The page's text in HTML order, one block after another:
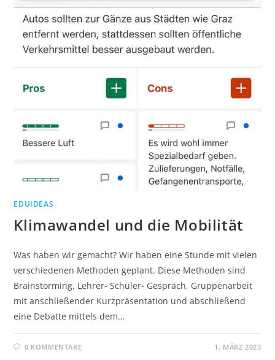
EDUIDEAS
Klimawandel und die Mobilität
Was haben wir gemacht? Wir haben eine Stunde mit vielen
verschiedenen Methoden geplant. Diese Methoden sind
Brainstorming, Lehrer- Schüler- Gespräch, Gruppenarbeit
mit anschließender Kurzpräsentation und abschließend
eine Debatte mittels dem…
0 KOMMENTARE 1. MÄRZ 2023